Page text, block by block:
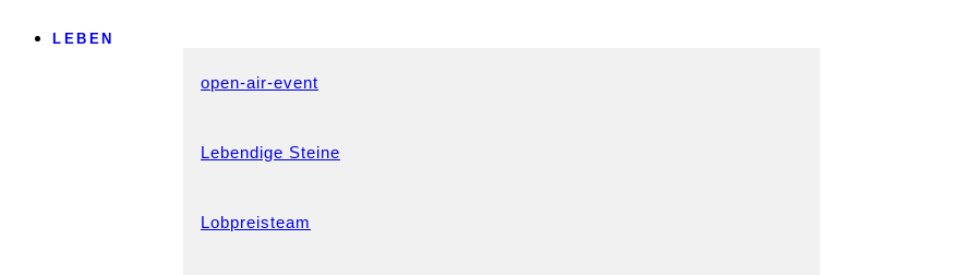
LEBEN
open-air-event
Lebendige Steine
Lobpreisteam